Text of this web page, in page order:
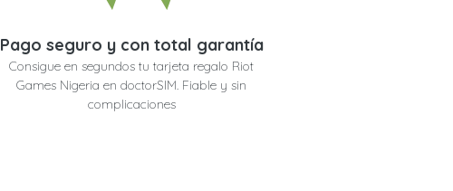
Pago seguro y con total garantía
Consigue en segundos tu tarjeta regalo Riot
Games Nigeria en doctorSIM. Fiable y sin
complicaciones